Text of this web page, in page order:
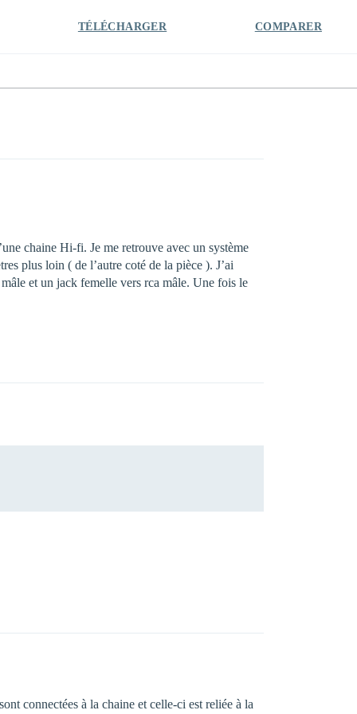
TÉLÉCHARGER COMPARER
chaine Hi-fi. Je me retrouve avec un système
plus loin ( de l’autre coté de la pièce ). J’ai
et un jack femelle vers rca mâle. Une fois le
connectées à la chaine et celle-ci est reliée à la